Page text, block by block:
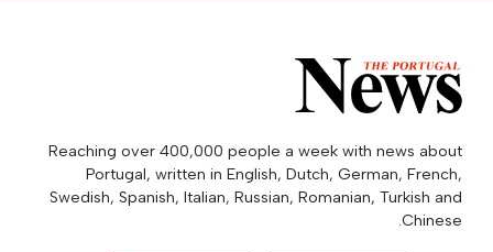
Reaching over 400,000 people a week with news about
Portugal, written in English, Dutch, German, French,
Swedish, Spanish, Italian, Russian, Romanian, Turkish and
Chinese.